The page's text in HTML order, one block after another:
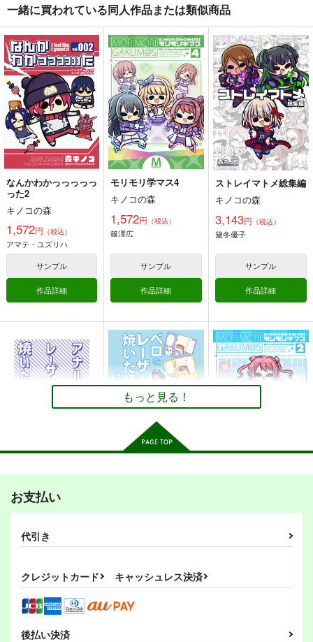
万博メチャ楽しいじゃ
んかレポ3
キノコの森
1,572円 （税込）
オリジナル
サンプル
カート
なんかわかっっっっっ
った3
キノコの森
1,572円（税込）
機動戦士GundamGQuuuuuuX
アマテ・ユズリハ
ニャアン
シュウジ・イトウ
サンプル
カート
モリモリ学マス5
キノコの森
1,572円（税込）
学園アイドルマスター
花海咲季
月村手毬
藤田ことね
サンプル
カート
万博メチャ楽しいじゃ
んかレポ2
（税込）
サンプル
カート
モリモリ学マス6
キノコの森
1,572円（税込）
学園アイドルマスター
姫崎莉波
賀陽燐羽
サンプル
カート
モリモリ学マス4
キノコの森
サンプル
カート
一緒に買われている同人作品または類似商品
なんかわかっっっっっ
った2
キノコの森
1,572円 （税込）
アマテ・ユズリハ
サンプル
作品詳細
モリモリ学マス4
キノコの森
1,572円 （税込）
篠澤広
サンプル
作品詳細
ストレイマトメ総集編
キノコの森
3,143円 （税込）
黛冬優子
サンプル
作品詳細
アナルをレーザーで焼
いた話その2
キノコの森
作品詳細
ベロをレーザーで焼い
作品詳細
モリモリ学マス２
1,572円
もっと見る！
お支払い
代引き
クレジットカード キャッシュレス決済
後払い決済